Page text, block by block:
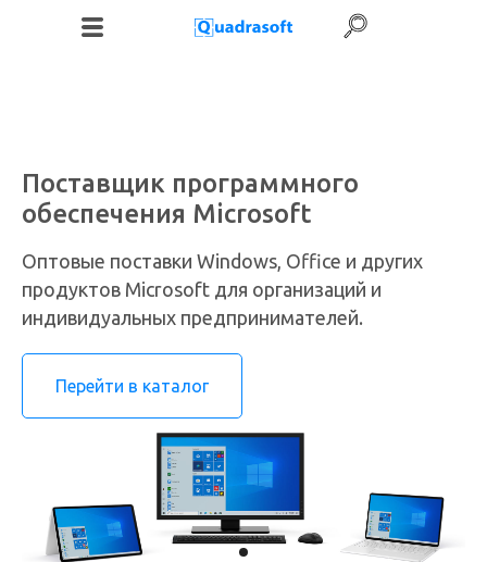
+7 (987) 186-71-83
+7 (495) 120-06-52
Поставщик программного
обеспечения Microsoft
Оптовые поставки Windows, Office и других
продуктов Microsoft для организаций и
индивидуальных предпринимателей.
Перейти в каталог